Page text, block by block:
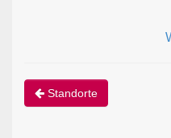
Standorte